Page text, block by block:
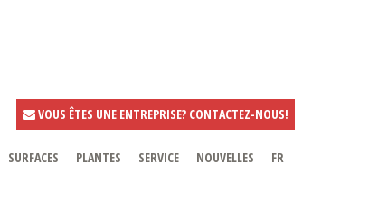
VOUS ÊTES UNE ENTREPRISE? CONTACTEZ-NOUS!
SURFACES PLANTES SERVICE NOUVELLES FR